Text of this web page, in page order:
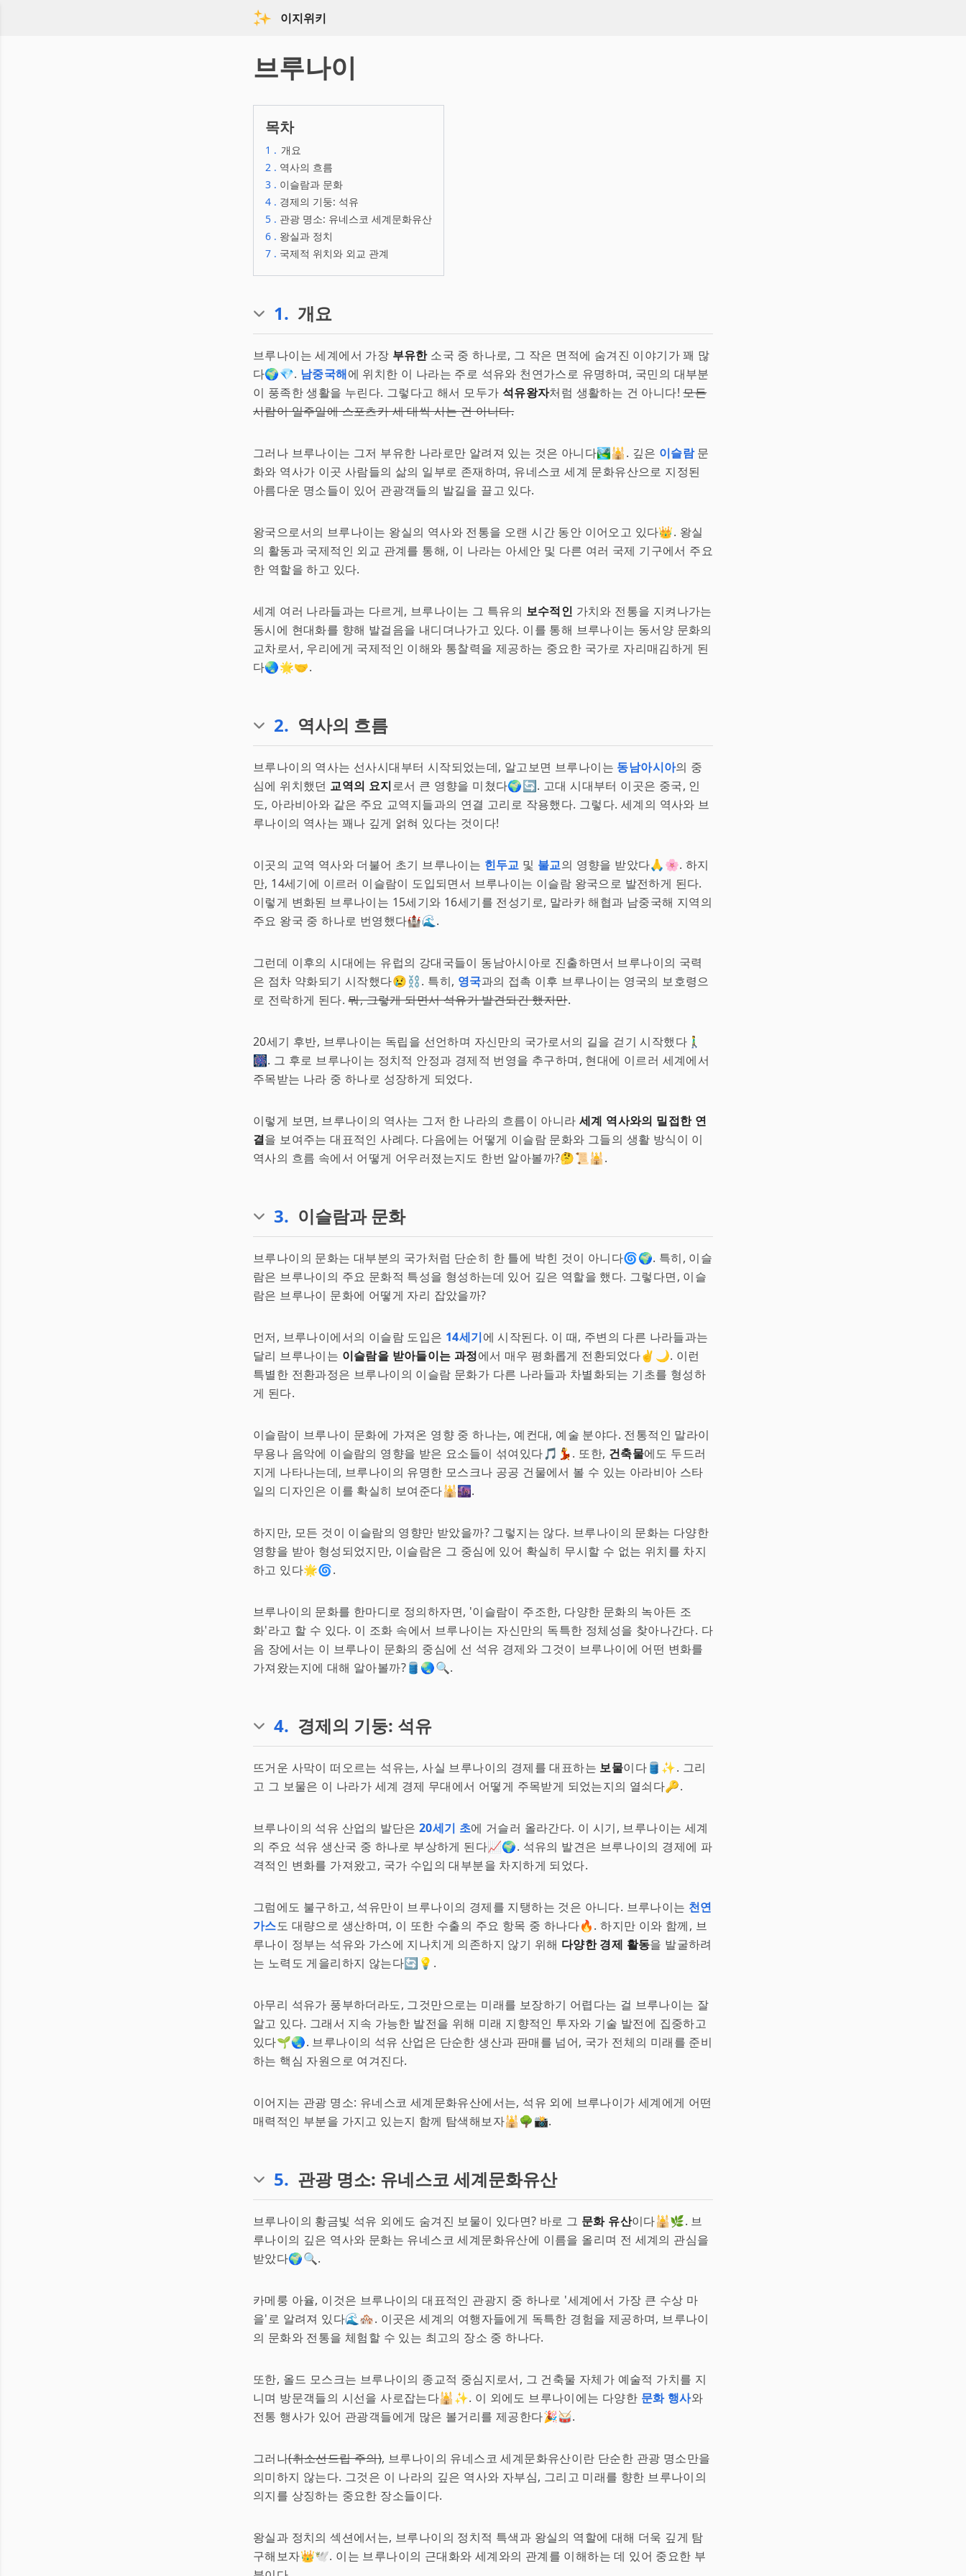
이지위키
브루나이
목차
1 . 개요
2 . 역사의 흐름
3 . 이슬람과 문화
4 . 경제의 기둥: 석유
5 . 관광 명소: 유네스코 세계문화유산
6 . 왕실과 정치
7 . 국제적 위치와 외교 관계
1. 개요
브루나이는 세계에서 가장 부유한소국 중 하나로, 그 작은 면적에 숨겨진 이야기가 꽤 많
다🌍💎. 남중국해에 위치한 이 나라는 주로 석유와 천연가스로 유명하며, 국민의 대부분
이 풍족한 생활을 누린다. 그렇다고 해서 모두가 석유왕자처럼 생활하는 건 아니다!모든
사람이 일주일에 스포츠카 세 대씩 사는 건 아니다.
그러나 브루나이는 그저 부유한 나라로만 알려져 있는 것은 아니다🏞️🕌. 깊은 이슬람문
화와 역사가 이곳 사람들의 삶의 일부로 존재하며, 유네스코 세계 문화유산으로 지정된
아름다운 명소들이 있어 관광객들의 발길을 끌고 있다.
왕국으로서의 브루나이는 왕실의 역사와 전통을 오랜 시간 동안 이어오고 있다👑. 왕실
의 활동과 국제적인 외교 관계를 통해, 이 나라는 아세안 및 다른 여러 국제 기구에서 주요
한 역할을 하고 있다.
세계 여러 나라들과는 다르게, 브루나이는 그 특유의 보수적인 가치와 전통을 지켜나가는
동시에 현대화를 향해 발걸음을 내디뎌나가고 있다. 이를 통해 브루나이는 동서양 문화의
교차로서, 우리에게 국제적인 이해와 통찰력을 제공하는 중요한 국가로 자리매김하게 된
다🌏🌟🤝.
2. 역사의 흐름
브루나이의 역사는 선사시대부터 시작되었는데, 알고보면 브루나이는 동남아시아의 중
심에 위치했던 교역의 요지로서 큰 영향을 미쳤다🌍🔄. 고대 시대부터 이곳은 중국, 인
도, 아라비아와 같은 주요 교역지들과의 연결 고리로 작용했다. 그렇다. 세계의 역사와 브
루나이의 역사는 꽤나 깊게 얽혀 있다는 것이다!
이곳의 교역 역사와 더불어 초기 브루나이는 힌두교 및 불교의 영향을 받았다🙏🌸. 하지
만, 14세기에 이르러 이슬람이 도입되면서 브루나이는 이슬람 왕국으로 발전하게 된다.
이렇게 변화된 브루나이는 15세기와 16세기를 전성기로, 말라카 해협과 남중국해 지역의
주요 왕국 중 하나로 번영했다🏰🌊.
그런데 이후의 시대에는 유럽의 강대국들이 동남아시아로 진출하면서 브루나이의 국력
은 점차 약화되기 시작했다😢⛓️. 특히, 영국과의 접촉 이후 브루나이는 영국의 보호령으
로 전락하게 된다.뭐, 그렇게 되면서 석유가 발견되긴 했지만.
20세기 후반, 브루나이는 독립을 선언하며 자신만의 국가로서의 길을 걷기 시작했다🚶‍♂️
🎆. 그 후로 브루나이는 정치적 안정과 경제적 번영을 추구하며, 현대에 이르러 세계에서
주목받는 나라 중 하나로 성장하게 되었다.
이렇게 보면, 브루나이의 역사는 그저 한 나라의 흐름이 아니라 세계 역사와의 밀접한 연
결을 보여주는 대표적인 사례다. 다음에는 어떻게 이슬람 문화와 그들의 생활 방식이 이
역사의 흐름 속에서 어떻게 어우러졌는지도 한번 알아볼까?🤔📜🕌.
3. 이슬람과 문화
브루나이의 문화는 대부분의 국가처럼 단순히 한 틀에 박힌 것이 아니다🌀🌍. 특히, 이슬
람은 브루나이의 주요 문화적 특성을 형성하는데 있어 깊은 역할을 했다. 그렇다면, 이슬
람은 브루나이 문화에 어떻게 자리 잡았을까?
먼저, 브루나이에서의 이슬람 도입은 14세기에 시작된다. 이 때, 주변의 다른 나라들과는
달리 브루나이는 이슬람을 받아들이는 과정에서 매우 평화롭게 전환되었다✌️🌙. 이런
특별한 전환과정은 브루나이의 이슬람 문화가 다른 나라들과 차별화되는 기초를 형성하
게 된다.
이슬람이 브루나이 문화에 가져온 영향 중 하나는, 예컨대, 예술 분야다. 전통적인 말라이
무용나 음악에 이슬람의 영향을 받은 요소들이 섞여있다🎵💃. 또한, 건축물에도 두드러
지게 나타나는데, 브루나이의 유명한 모스크나 공공 건물에서 볼 수 있는 아라비아 스타
일의 디자인은 이를 확실히 보여준다🕌🌆.
하지만, 모든 것이 이슬람의 영향만 받았을까? 그렇지는 않다. 브루나이의 문화는 다양한
영향을 받아 형성되었지만, 이슬람은 그 중심에 있어 확실히 무시할 수 없는 위치를 차지
하고 있다🌟🌀.
브루나이의 문화를 한마디로 정의하자면, '이슬람이 주조한, 다양한 문화의 녹아든 조
화'라고 할 수 있다. 이 조화 속에서 브루나이는 자신만의 독특한 정체성을 찾아나간다. 다
음 장에서는 이 브루나이 문화의 중심에 선 석유 경제와 그것이 브루나이에 어떤 변화를
가져왔는지에 대해 알아볼까?🛢️🌏🔍.
4. 경제의 기둥: 석유
뜨거운 사막이 떠오르는 석유는, 사실 브루나이의 경제를 대표하는 보물이다🛢️✨. 그리
고 그 보물은 이 나라가 세계 경제 무대에서 어떻게 주목받게 되었는지의 열쇠다🔑.
브루나이의 석유 산업의 발단은 20세기 초에 거슬러 올라간다. 이 시기, 브루나이는 세계
의 주요 석유 생산국 중 하나로 부상하게 된다📈🌍. 석유의 발견은 브루나이의 경제에 파
격적인 변화를 가져왔고, 국가 수입의 대부분을 차지하게 되었다.
그럼에도 불구하고, 석유만이 브루나이의 경제를 지탱하는 것은 아니다. 브루나이는 천연
가스도 대량으로 생산하며, 이 또한 수출의 주요 항목 중 하나다🔥. 하지만 이와 함께, 브
루나이 정부는 석유와 가스에 지나치게 의존하지 않기 위해 다양한 경제 활동을 발굴하려
는 노력도 게을리하지 않는다🔄💡.
아무리 석유가 풍부하더라도, 그것만으로는 미래를 보장하기 어렵다는 걸 브루나이는 잘
알고 있다. 그래서 지속 가능한 발전을 위해 미래 지향적인 투자와 기술 발전에 집중하고
있다🌱🌏. 브루나이의 석유 산업은 단순한 생산과 판매를 넘어, 국가 전체의 미래를 준비
하는 핵심 자원으로 여겨진다.
이어지는 관광 명소: 유네스코 세계문화유산에서는, 석유 외에 브루나이가 세계에게 어떤
매력적인 부분을 가지고 있는지 함께 탐색해보자🕌🌳📸.
5. 관광 명소: 유네스코 세계문화유산
브루나이의 황금빛 석유 외에도 숨겨진 보물이 있다면? 바로 그 문화 유산이다🕌🌿. 브
루나이의 깊은 역사와 문화는 유네스코 세계문화유산에 이름을 올리며 전 세계의 관심을
받았다🌍🔍.
카메룽 아율, 이것은 브루나이의 대표적인 관광지 중 하나로 '세계에서 가장 큰 수상 마
을'로 알려져 있다🌊🏘️. 이곳은 세계의 여행자들에게 독특한 경험을 제공하며, 브루나이
의 문화와 전통을 체험할 수 있는 최고의 장소 중 하나다.
또한, 올드 모스크는 브루나이의 종교적 중심지로서, 그 건축물 자체가 예술적 가치를 지
니며 방문객들의 시선을 사로잡는다🕌✨. 이 외에도 브루나이에는 다양한 문화 행사와
전통 행사가 있어 관광객들에게 많은 볼거리를 제공한다🎉🥁.
그러나(취소선드립 주의), 브루나이의 유네스코 세계문화유산이란 단순한 관광 명소만을
의미하지 않는다. 그것은 이 나라의 깊은 역사와 자부심, 그리고 미래를 향한 브루나이의
의지를 상징하는 중요한 장소들이다.
왕실과 정치의 섹션에서는, 브루나이의 정치적 특색과 왕실의 역할에 대해 더욱 깊게 탐
구해보자👑🕊️. 이는 브루나이의 근대화와 세계와의 관계를 이해하는 데 있어 중요한 부